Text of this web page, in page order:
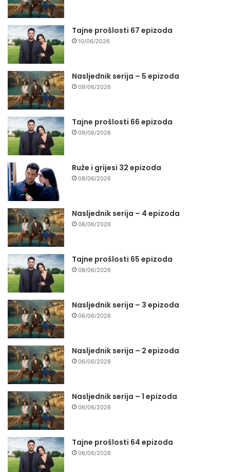
Tajne prošlosti 67 epizoda
10/06/2026
Nasljednik serija – 5 epizoda
09/06/2026
Tajne prošlosti 66 epizoda
09/06/2026
Ruže i grijesi 32 epizoda
08/06/2026
Nasljednik serija – 4 epizoda
08/06/2026
Tajne prošlosti 65 epizoda
08/06/2026
Nasljednik serija – 3 epizoda
06/06/2026
Nasljednik serija – 2 epizoda
06/06/2026
Nasljednik serija – 1 epizoda
06/06/2026
Tajne prošlosti 64 epizoda
06/06/2026